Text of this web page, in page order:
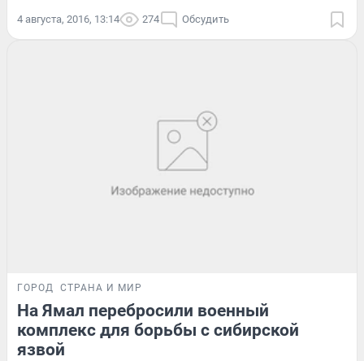
4 августа, 2016, 13:14 274 Обсудить
ГОРОД СТРАНА И МИР
На Ямал перебросили военный
комплекс для борьбы с сибирской
язвой